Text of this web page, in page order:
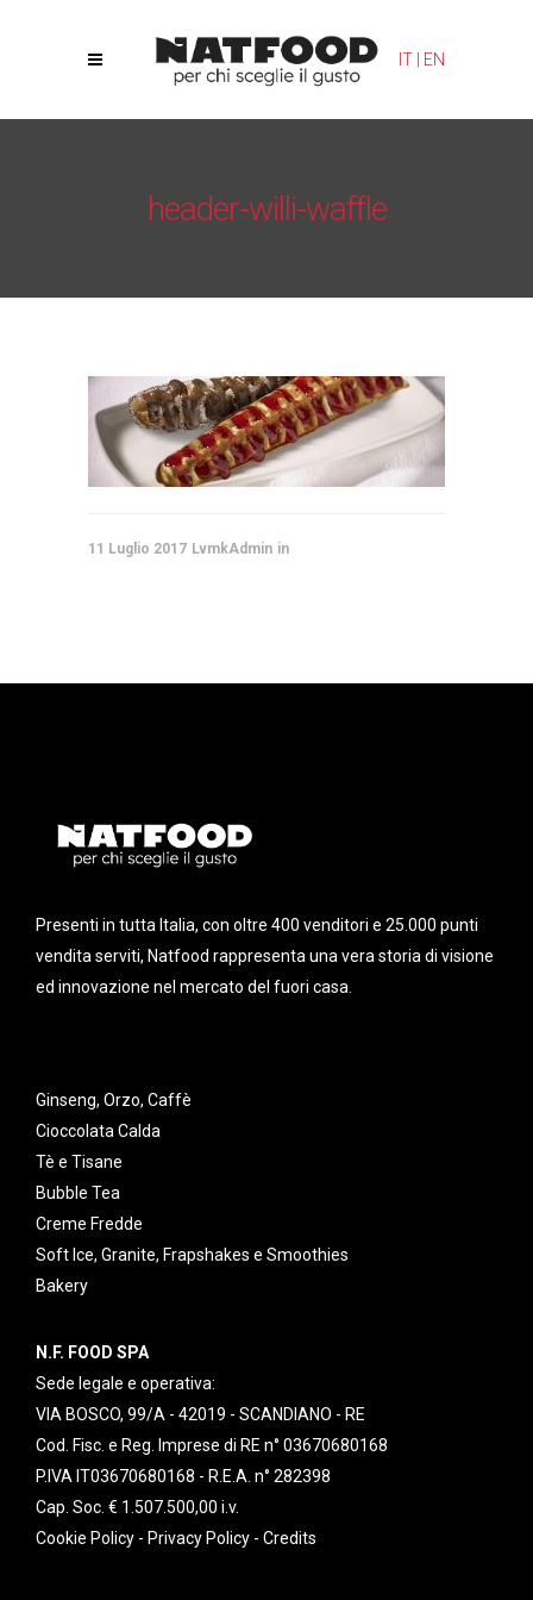
IT EN
header-willi-waffle
11 Luglio 2017 LvmkAdmin
Presenti in tutta Italia, con oltre 400 venditori e 25.000 punti
vendita serviti, Natfood rappresenta una vera storia di visione
ed innovazione nel mercato del fuori casa.
Ginseng, Orzo, Caffè
Cioccolata Calda
Tè e Tisane
Bubble Tea
Creme Fredde
Soft Ice, Granite, Frapshakes e Smoothies
Bakery
N.F. FOOD SPA
Sede legale e operativa:
VIA BOSCO, 99/A - 42019 - SCANDIANO - RE
Cod. Fisc. e Reg. Imprese di RE n° 03670680168
P.IVA IT03670680168 - R.E.A. n° 282398
Cap. Soc. € 1.507.500,00 i.v.
Cookie Policy - Privacy Policy - Credits
Le tue preferenze relative alla privacy